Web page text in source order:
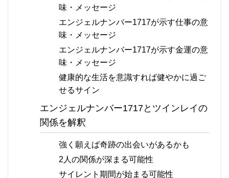
味・メッセージ
エンジェルナンバー1717が示す仕事の意
味・メッセージ
エンジェルナンバー1717が示す金運の意
味・メッセージ
健康的な生活を意識すれば健やかに過ご
せるサイン
エンジェルナンバー1717とツインレイの
関係を解釈
強く願えば奇跡の出会いがあるかも
2人の関係が深まる可能性
サイレント期間が始まる可能性